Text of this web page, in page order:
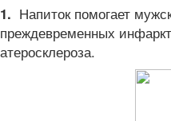
1. Напиток помогает
преждевременных
атеросклероза.